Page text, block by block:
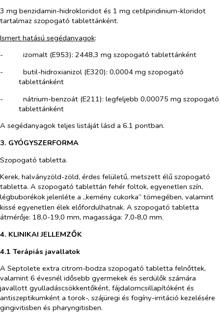
3 mg benzidamin-hidrokloridot és 1 mg cetilpiridinium-kloridot
tartalmaz szopogató tablettánként.
Ismert hatású segédanyagok:
-​
izomalt (E953): 2448,3 mg szopogató tablettánként
-​
butil-hidroxianizol (E320): 0,0004 mg szopogató
tablettánként
-​
nátrium-benzoát (E211): legfeljebb 0,00075 mg szopogató
tablettánként
A segédanyagok teljes listáját lásd a 6.1 pontban.
3. GYÓGYSZERFORMA
Szopogató tabletta.
Kerek, halványzöld-zöld, érdes felületű, metszett élű szopogató
tabletta. A szopogató tablettán fehér foltok, egyenetlen szín,
légbuborékok jelenléte a „kemény cukorka” tömegében, valamint
kissé egyenetlen élek előfordulhatnak. A szopogató tabletta
átmérője: 18,0-19,0 mm, magassága: 7,0‑8,0 mm.
4. KLINIKAI JELLEMZŐK
4.1 Terápiás javallatok
A Septolete extra citrom-bodza szopogató tabletta felnőttek,
valamint 6 évesnél idősebb gyermekek és serdülők számára
javallott gyulladáscsökkentőként, fájdalomcsillapítóként és
antiszeptikumként a torok-, szájüregi és fogíny-irritáció kezelésére
gingivitisben és pharyngitisben.